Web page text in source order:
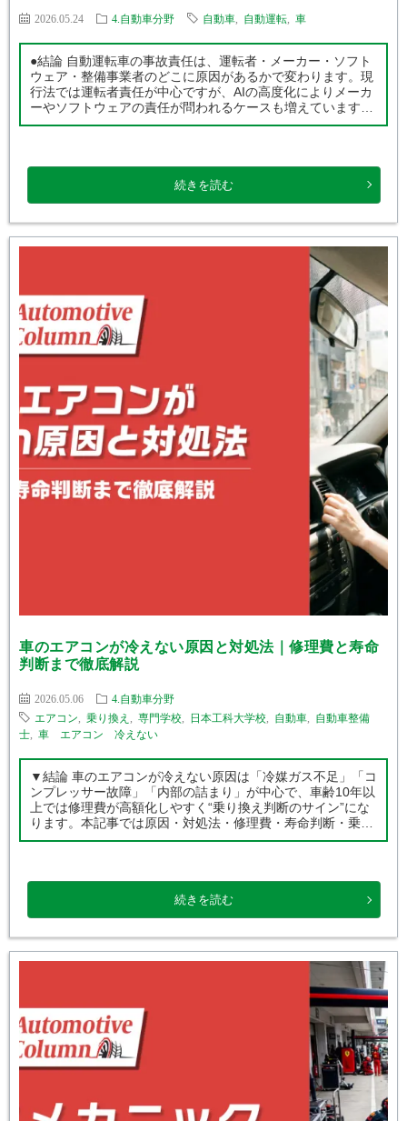
2026.05.24 4.自動車分野 自動車 自動運転 車
●結論 自動運転車の事故責任は、運転者・メーカー・ソフト
ウェア・整備事業者のどこに原因があるかで変わります。現
行法では運転者責任が中心ですが、AIの高度化によりメーカ
ーやソフトウェアの責任が問われるケースも増えています。
本記事では事故パターン別に罪状適用の可能性まで整理しま
続きを読む
車のエアコンが冷えない原因と対処法｜修理費と寿命
判断まで徹底解説
2026.05.06
4.自動車分野
エアコン
乗り換え 専門学校 日本工科大学校 自動車
自動車整備
士
車 エアコン 冷えない
▼結論 車のエアコンが冷えない原因は「冷媒ガス不足」「コ
ンプレッサー故障」「内部の詰まり」が中心で、車齢10年以
上では修理費が高額化しやすく“乗り換え判断のサイン”にな
ります。本記事では原因・対処法・修理費・寿命判断・乗り
換え基準まで整備士視点で総合的に解説します。 ▼この記事
続きを読む